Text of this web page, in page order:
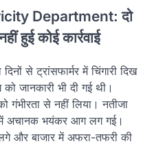
Department: दो
हुई कोई कार्रवाई
से ट्रांसफार्मर में चिंगारी दिख
जानकारी भी दी गई थी।
गंभीरता से नहीं लिया। नतीजा
में अचानक भयंकर आग लग गई।
और बाजार में अफरा-तफरी की